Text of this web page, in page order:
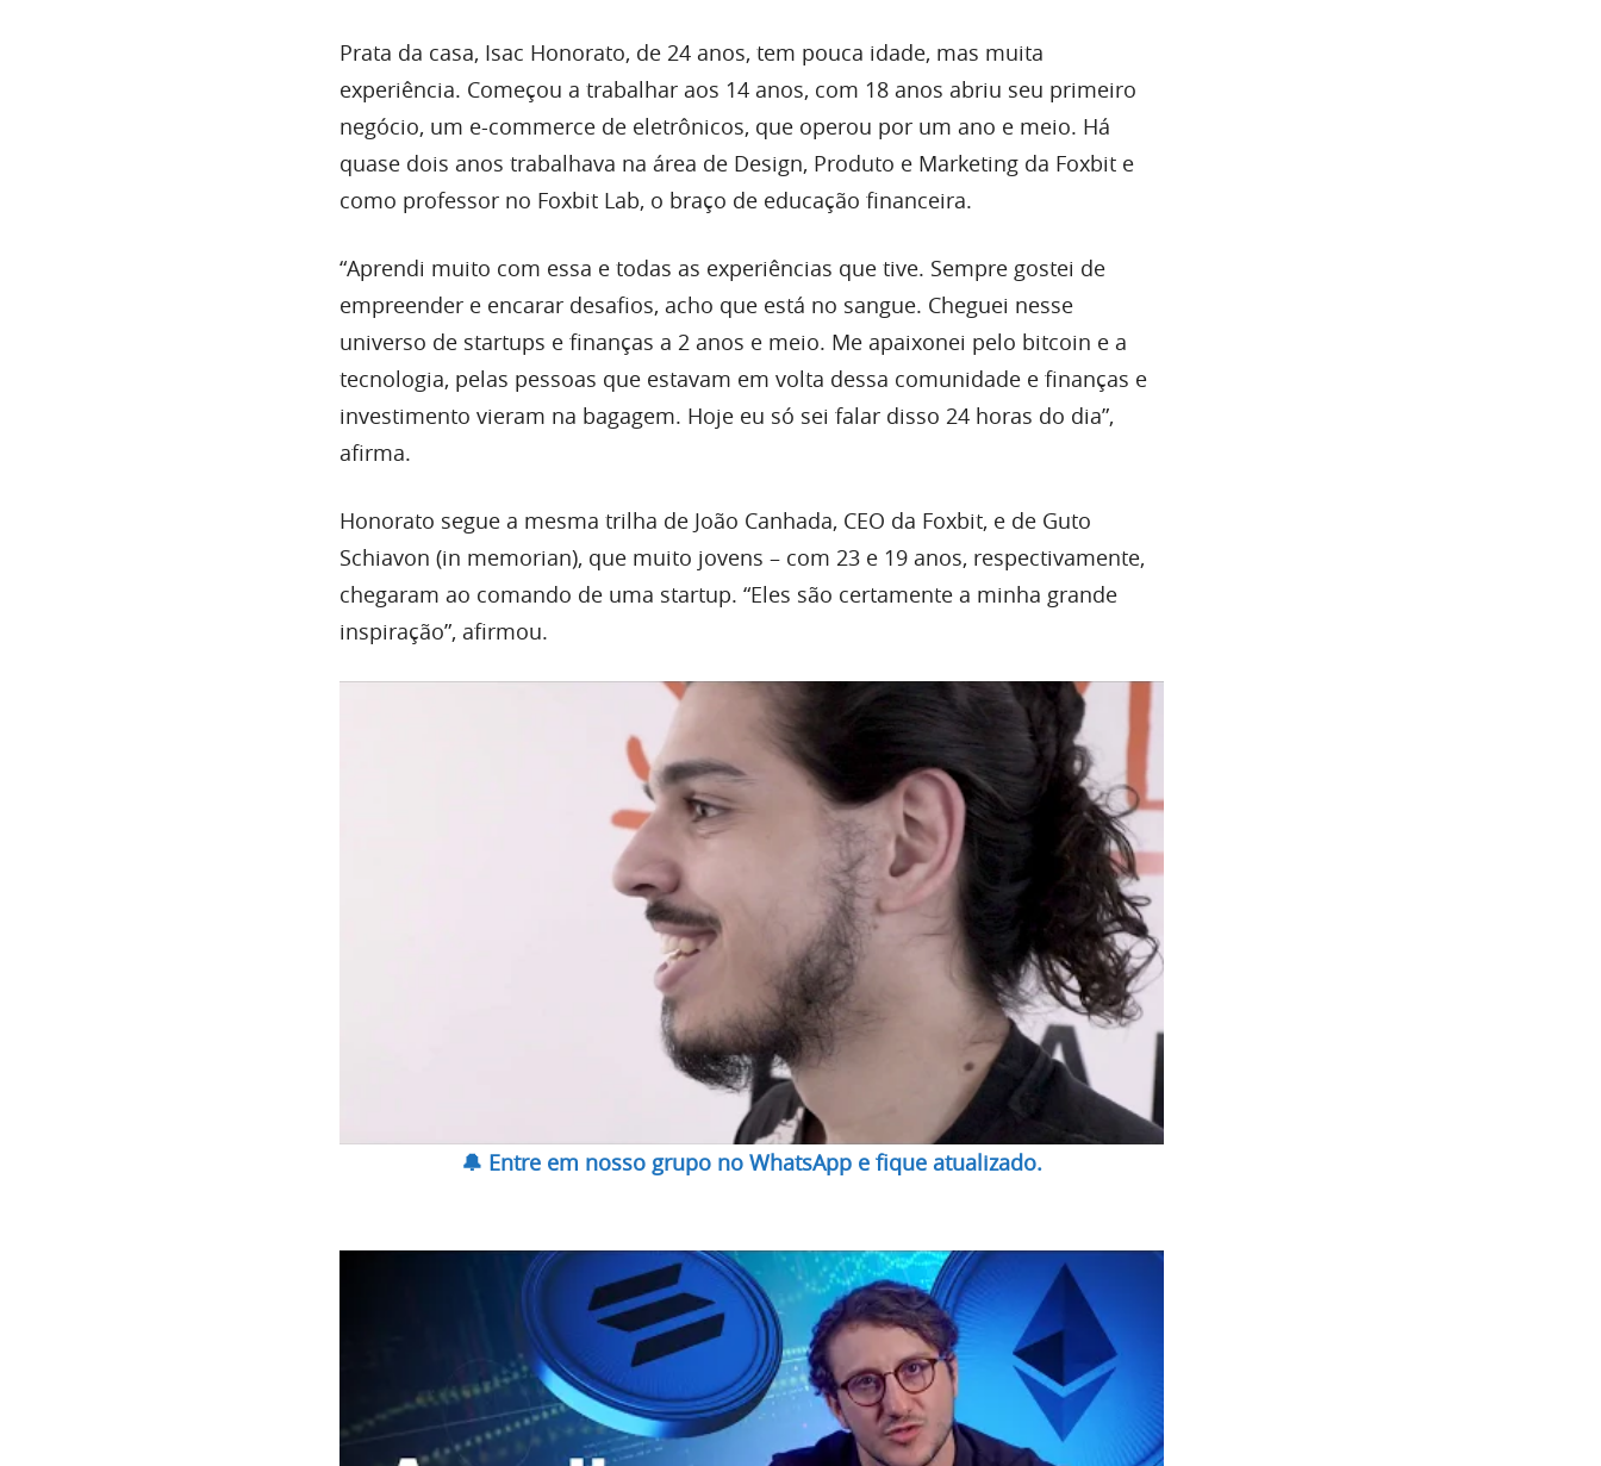
Prata da casa, Isac Honorato, de 24 anos, tem pouca idade, mas muita
experiência. Começou a trabalhar aos 14 anos, com 18 anos abriu seu primeiro
negócio, um e-commerce de eletrônicos, que operou por um ano e meio. Há
quase dois anos trabalhava na área de Design, Produto e Marketing da Foxbit e
como professor no Foxbit Lab, o braço de educação financeira.
“Aprendi muito com essa e todas as experiências que tive. Sempre gostei de
empreender e encarar desafios, acho que está no sangue. Cheguei nesse
universo de startups e finanças a 2 anos e meio. Me apaixonei pelo bitcoin e a
tecnologia, pelas pessoas que estavam em volta dessa comunidade e finanças e
investimento vieram na bagagem. Hoje eu só sei falar disso 24 horas do dia”,
afirma.
Honorato segue a mesma trilha de João Canhada, CEO da Foxbit, e de Guto
Schiavon (in memorian), que muito jovens – com 23 e 19 anos, respectivamente,
chegaram ao comando de uma startup. “Eles são certamente a minha grande
inspiração”, afirmou.
🔔 Entre em nosso grupo no WhatsApp e fique atualizado.